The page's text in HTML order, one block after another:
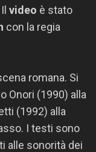
video è stato
con la regia
romana. Si
Onori (1990) alla
(1992) alla
I testi sono
alle sonorità dei